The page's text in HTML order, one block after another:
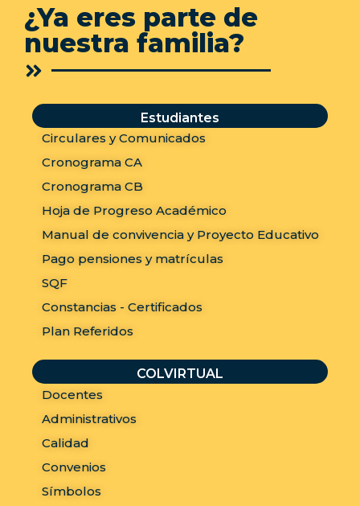
¿Ya eres parte de
nuestra familia?
Estudiantes
Circulares y Comunicados
Cronograma CA
Cronograma CB
Hoja de Progreso Académico
Manual de convivencia y Proyecto Educativo
Pago pensiones y matrículas
SQF
Constancias - Certificados
Plan Referidos
COLVIRTUAL
Docentes
Administrativos
Calidad
Convenios
Símbolos